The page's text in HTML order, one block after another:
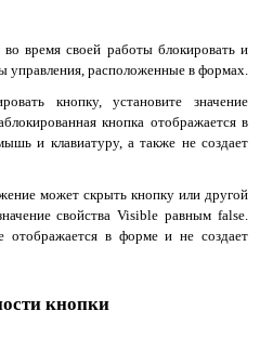
время своей работы блокировать и
управления, расположенные в формах.
кнопку, установите значение
кнопка отображается в
и клавиатуру, а также не создает
может скрыть кнопку или другой
свойстваVisible равнымfalse.
отображается в форме и не создает
кнопки